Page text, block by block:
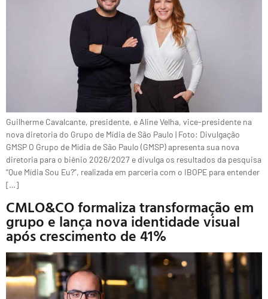
Guilherme Cavalcante, presidente, e Aline Velha, vice-presidente na
nova diretoria do Grupo de Mídia de São Paulo | Foto: Divulgação
GMSP O Grupo de Mídia de São Paulo (GMSP) apresenta sua nova
diretoria para o biênio 2026/2027 e divulga os resultados da pesquisa
“Que Mídia Sou Eu?”, realizada em parceria com o IBOPE para entender
[…]
CMLO&CO formaliza transformação em
grupo e lança nova identidade visual
após crescimento de 41%